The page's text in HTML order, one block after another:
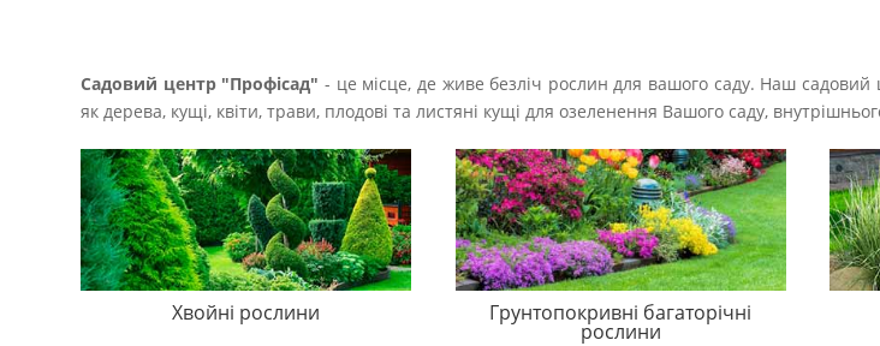
Садовий центр "Профісад" - це місце, де живе безліч рослин для вашого саду. Наш
як дерева, кущі, квіти, трави, плодові та листяні кущі для озеленення Вашого саду,
Хвойні рослини Грунтопокривні багаторічні
рослини